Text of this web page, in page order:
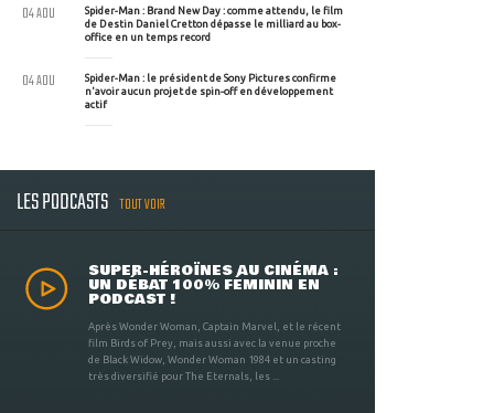
Spider-Man : Brand New Day : comme attendu, le film
de Destin Daniel Cretton dépasse le milliard au box-
office en un temps record
04 AOU
Spider-Man : le président de Sony Pictures confirme
n'avoir aucun projet de spin-off en développement
actif
04 AOU
LES PODCASTS TOUT VOIR
SUPER-HÉROÏNES AU CINÉMA :
UN DÉBAT 100% FÉMININ EN
PODCAST !
Après Wonder Woman, Captain Marvel, et le récent
film Birds of Prey, mais aussi avec la venue proche
de Black Widow, Wonder Woman 1984 et un casting
très diversifié pour The Eternals, les ...